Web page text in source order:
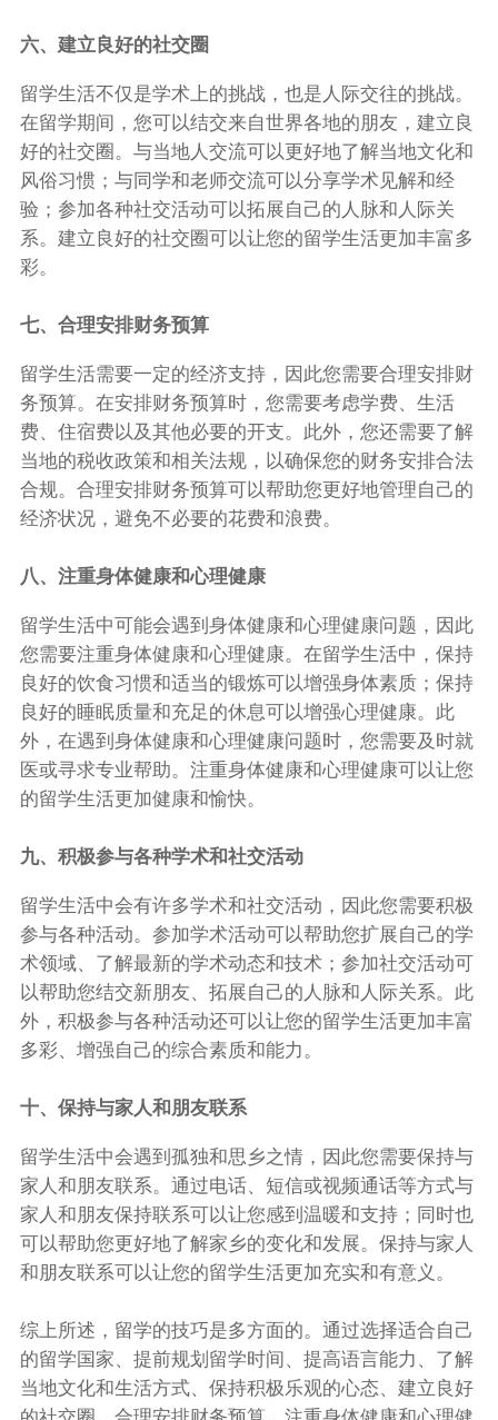
六、建立良好的社交圈
留学生活不仅是学术上的挑战，也是人际交往的挑战。
在留学期间，您可以结交来自世界各地的朋友，建立良
好的社交圈。与当地人交流可以更好地了解当地文化和
风俗习惯；与同学和老师交流可以分享学术见解和经
验；参加各种社交活动可以拓展自己的人脉和人际关
系。建立良好的社交圈可以让您的留学生活更加丰富多
彩。
七、合理安排财务预算
留学生活需要一定的经济支持，因此您需要合理安排财
务预算。在安排财务预算时，您需要考虑学费、生活
费、住宿费以及其他必要的开支。此外，您还需要了解
当地的税收政策和相关法规，以确保您的财务安排合法
合规。合理安排财务预算可以帮助您更好地管理自己的
经济状况，避免不必要的花费和浪费。
八、注重身体健康和心理健康
留学生活中可能会遇到身体健康和心理健康问题，因此
您需要注重身体健康和心理健康。在留学生活中，保持
良好的饮食习惯和适当的锻炼可以增强身体素质；保持
良好的睡眠质量和充足的休息可以增强心理健康。此
外，在遇到身体健康和心理健康问题时，您需要及时就
医或寻求专业帮助。注重身体健康和心理健康可以让您
的留学生活更加健康和愉快。
九、积极参与各种学术和社交活动
留学生活中会有许多学术和社交活动，因此您需要积极
参与各种活动。参加学术活动可以帮助您扩展自己的学
术领域、了解最新的学术动态和技术；参加社交活动可
以帮助您结交新朋友、拓展自己的人脉和人际关系。此
外，积极参与各种活动还可以让您的留学生活更加丰富
多彩、增强自己的综合素质和能力。
十、保持与家人和朋友联系
留学生活中会遇到孤独和思乡之情，因此您需要保持与
家人和朋友联系。通过电话、短信或视频通话等方式与
家人和朋友保持联系可以让您感到温暖和支持；同时也
可以帮助您更好地了解家乡的变化和发展。保持与家人
和朋友联系可以让您的留学生活更加充实和有意义。
综上所述，留学的技巧是多方面的。通过选择适合自己
的留学国家、提前规划留学时间、提高语言能力、了解
当地文化和生活方式、保持积极乐观的心态、建立良好